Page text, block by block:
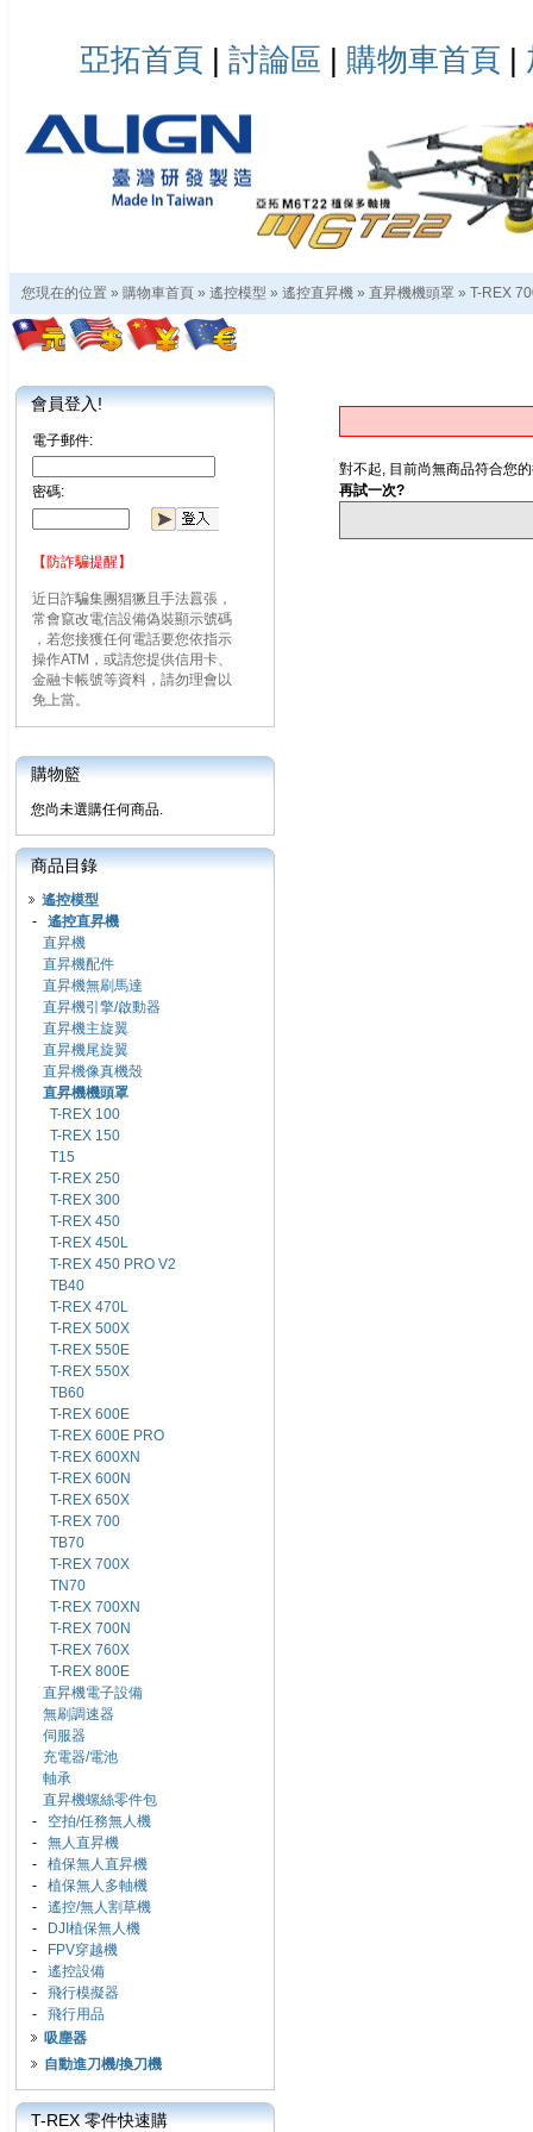
亞拓首頁 | 討論區 | 購物車首頁 |
您現在的位置 » 購物車首頁 » 遙控模型 » 遙控直昇機 » 直昇機機頭罩 » T-REX
會員登入!
電子郵件:
密碼:
【防詐騙提醒】
近日詐騙集團猖獗且手法囂張，
常會竄改電信設備偽裝顯示號碼
，若您接獲任何電話要您依指示
操作ATM，或請您提供信用卡、
金融卡帳號等資料，請勿理會以
免上當。
購物籃
您尚未選購任何商品.
商品目錄
遙控模型
- 遙控直昇機
直昇機
直昇機配件
直昇機無刷馬達
直昇機引擎/啟動器
直昇機主旋翼
直昇機尾旋翼
直昇機像真機殼
直昇機機頭罩
T-REX 100
T-REX 150
T15
T-REX 250
T-REX 300
T-REX 450
T-REX 450L
T-REX 450 PRO V2
TB40
T-REX 470L
T-REX 500X
T-REX 550E
T-REX 550X
TB60
T-REX 600E
T-REX 600E PRO
T-REX 600XN
T-REX 600N
T-REX 650X
T-REX 700
TB70
T-REX 700X
TN70
T-REX 700XN
T-REX 700N
T-REX 760X
T-REX 800E
直昇機電子設備
無刷調速器
伺服器
充電器/電池
軸承
直昇機螺絲零件包
- 空拍/任務無人機
- 無人直昇機
- 植保無人直昇機
- 植保無人多軸機
- 遙控/無人割草機
-
DJI植保無人機
-
FPV穿越機
- 遙控設備
- 飛行模擬器
- 飛行用品
吸塵器
自動進刀機/換刀機
T-REX 零件快速購
對不起, 目前尚無商品符合您
再試一次?